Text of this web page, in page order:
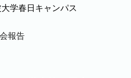
学春日キャンパス
報告